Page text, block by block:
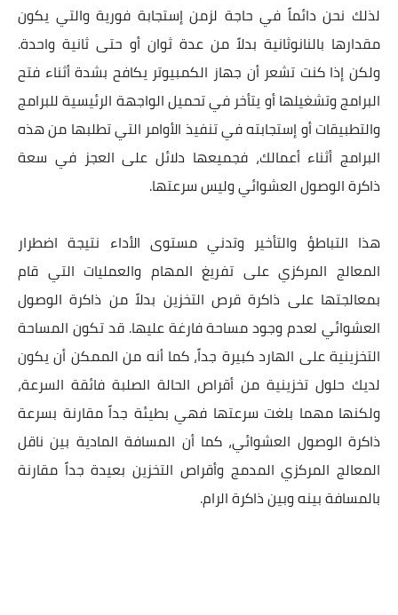
لذلك نحن دائماً في حاجة لزمن إستجابة فورية والتي يكون
مقدارها بالنانوثانية بدلاً من عدة ثوان أو حتى ثانية واحدة.
ولكن إذا كنت تشعر أن جهاز الكمبيوتر يكافح بشدة أثناء فتح
البرامج وتشغيلها أو يتأخر في تحميل الواجهة الرئيسية للبرامج
والتطبيقات أو إستجابته في تنفيذ الأوامر التي تطلبها من هذه
البرامج أثناء أعمالك، فجميعها دلائل على العجز في سعة
ذاكرة الوصول العشوائي وليس سرعتها.
هذا التباطؤ والتأخير وتدني مستوى الأداء نتيجة اضطرار
المعالج المركزي على تفريغ المهام والعمليات التي قام
بمعالجتها على ذاكرة قرص التخزين بدلاً من ذاكرة الوصول
العشوائي لعدم وجود مساحة فارغة عليها. قد تكون المساحة
التخزينية على الهارد كبيرة جداً، كما أنه من الممكن أن يكون
لديك حلول تخزينية من أقراص الحالة الصلبة فائقة السرعة،
ولكنها مهما بلغت سرعتها فهي بطيئة جداً مقارنة بسرعة
ذاكرة الوصول العشوائي، كما أن المسافة المادية بين ناقل
المعالج المركزي المدمج وأقراص التخزين بعيدة جداً مقارنة
بالمسافة بينه وبين ذاكرة الرام.